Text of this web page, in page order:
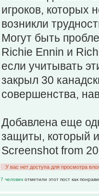
игроков, которых
возникли
Могут быть
Richie Ennin и
если учитывать
закрыл 30
совершенства,
Добавлена еще
защиты, который
Screenshot from
У вас нет доступа для просмотра
7 человек отметили этот пост как